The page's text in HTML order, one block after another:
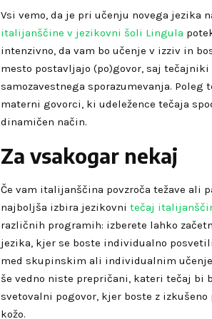
Vsi vemo, da je pri učenju novega jezika
italijanščine v jezikovni šoli Lingula
intenzivno, da vam bo učenje v izziv in
mesto postavljajo (po)govor, saj
samozavestnega sporazumevanja.
materni govorci, ki udeležence tečaja
dinamičen način.
Za vsakogar nekaj
Če vam italijanščina povzroča težave ali
najboljša izbira jezikovni tečaj
različnih programih: izberete lahko
jezika, kjer se boste individualno
med skupinskim ali individualnim
še vedno niste prepričani, kateri tečaj bi
svetovalni pogovor, kjer boste z
kožo.